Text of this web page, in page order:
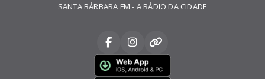
SANTA BÁRBARA FM - A RÁDIO DA CIDADE